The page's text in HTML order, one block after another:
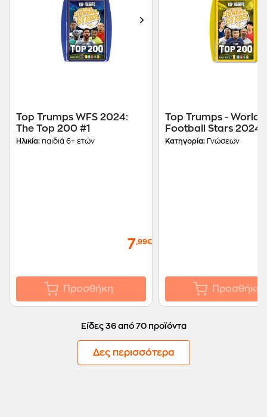
Top Trumps WFS 2024:
The Top 200 #1
Ηλικία: παιδιά 6+ ετών
7,99€
Προσθήκη
Top Trumps - World
Football Stars 2024
Top 200) Pack 2 of 6
Κατηγορία: Γνώσεων
Προσθήκη
Είδες 36 από 70 προϊόντα
Δες περισσότερα